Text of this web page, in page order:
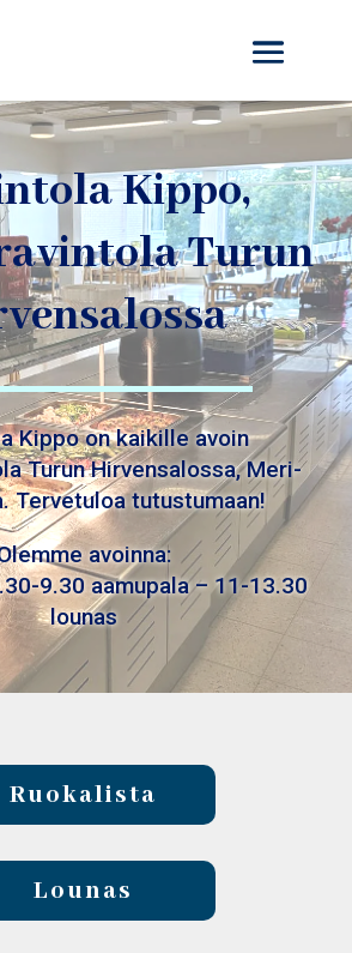
Kippo,
Turun
Kippo on kaikille avoin
Turun Hirvensalossa, Meri-
Tervetuloa tutustumaan!
avoinna:
9.30 aamupala – 11-13.30
lounas
Ruokalista
Lounas